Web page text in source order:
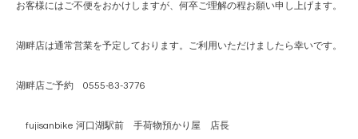
お客様にはご不便をおかけしますが、何卒ご理解の程お願い申し上げます。
湖畔店は通常営業を予定しております。ご利用いただけましたら幸いです。
湖畔店ご予約 0555-83-3776
fujisanbike 河口湖駅前 手荷物預かり屋 店長